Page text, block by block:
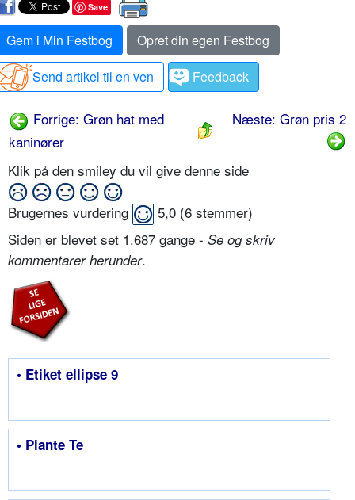
Save
Gem i Min Festbog
Opret din egen Festbog
Send artikel til en ven
Feedback
Forrige: Grøn hat med
kaninører
Næste: Grøn pris 2
Klik på den smiley du vil give denne side
Brugernes vurdering 5,0 (6 stemmer)
Siden er blevet set 1.687 gange - Se og skriv
kommentarer herunder.
• Etiket ellipse 9
• Plante Te